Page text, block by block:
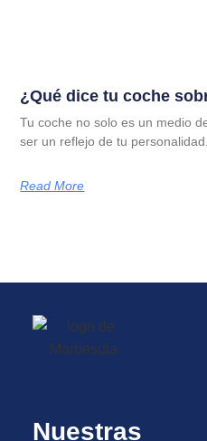
¿Qué dice tu coche
Tu coche no solo es un medio
ser un reflejo de tu
Read More
Nuestras